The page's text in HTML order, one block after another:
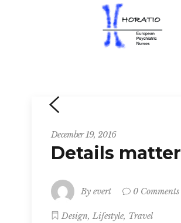
December 19, 2016
Details matter
By evert 0 Comments
Design, Lifestyle, Travel